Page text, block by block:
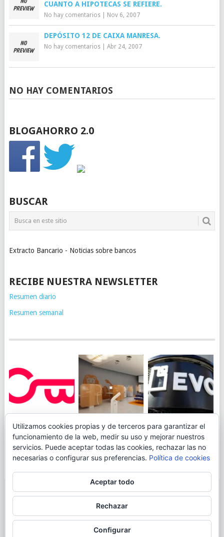
CUANTO A HIPOTECAS SE REFIERE.
No hay comentarios| Nov 6, 2007
DEPÓSITO 12 DE CAIXA MANRESA.
No hay comentarios| Abr 24, 2007
NO HAY COMENTARIOS
BLOGAHORRO 2.0
BUSCAR
Extracto Bancario - Noticias sobre bancos
RECIBE NUESTRA NEWSLETTER
Resumen diario
Resumen semanal
JUEGA AL
CANICÓDROMO
DIGITAL DE
OPENBANK
ING TOCA SUELO EN
LA RENTABILIDAD
DE SU CUENTA
NARANJA: 0,01% TAE
EVO BANK
PERMITIRÁ
INGRESAR DINERO
DESDE LAS OFICINAS
© 2026BLOGAHORRO.
CONTACTA CON EL AUTOR
MAPA DE LA WEB
MÁS INFORMACIÓN SOBRE LAS COOKIES
Utilizamos cookies propias y de terceros para garantizar el
funcionamiento de la web, medir su uso y mejorar nuestros
servicios. Puede aceptar todas las cookies, rechazar las no
necesarias o configurar sus preferencias. Política de cookies
Aceptar todo
Rechazar
Configurar